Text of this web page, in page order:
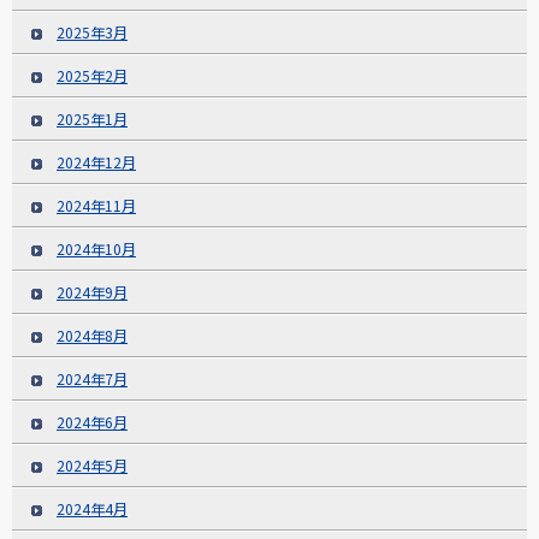
2025年3月
2025年2月
2025年1月
2024年12月
2024年11月
2024年10月
2024年9月
2024年8月
2024年7月
2024年6月
2024年5月
2024年4月